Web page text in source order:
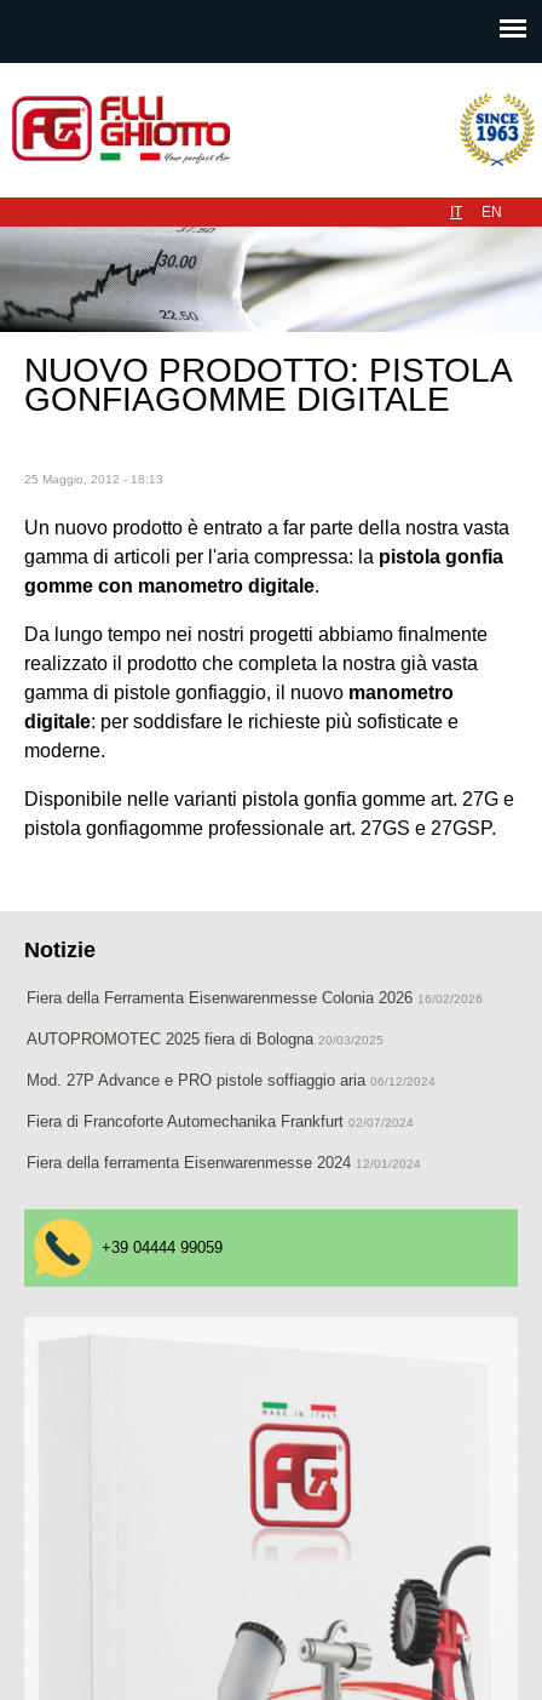
IT EN
NUOVO PRODOTTO: PISTOLA
GONFIAGOMME DIGITALE
25 Maggio, 2012 - 18:13
Un nuovo prodotto è entrato a far parte della nostra vasta
gamma di articoli per l'aria compressa: la pistola gonfia
gomme con manometro digitale.
Da lungo tempo nei nostri progetti abbiamo finalmente
realizzato il prodotto che completa la nostra già vasta
gamma di pistole gonfiaggio, il nuovo manometro
digitale: per soddisfare le richieste più sofisticate e
moderne.
Disponibile nelle varianti pistola gonfia gomme art. 27G e
pistola gonfiagomme professionale art. 27GS e 27GSP.
Notizie
Fiera della Ferramenta Eisenwarenmesse Colonia 2026 16/02/2026
AUTOPROMOTEC 2025 fiera di Bologna 20/03/2025
Mod. 27P Advance e PRO pistole soffiaggio aria 06/12/2024
Fiera di Francoforte Automechanika Frankfurt 02/07/2024
Fiera della ferramenta Eisenwarenmesse 2024 12/01/2024
+39 04444 99059